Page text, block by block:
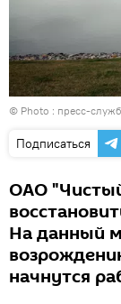
© Photo : пресс-
Подписаться
ОАО
На данный
начнутся